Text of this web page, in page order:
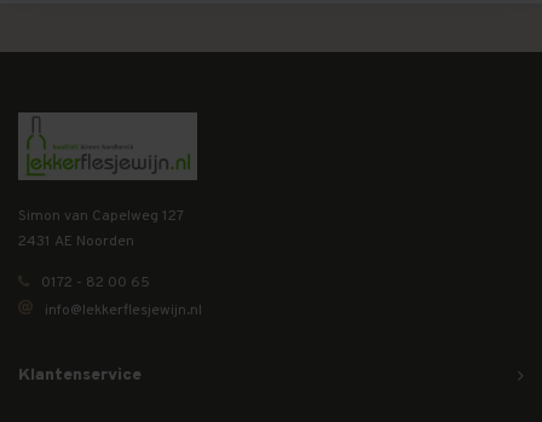
Simon van Capelweg 127
2431 AE Noorden
0172 - 82 00 65
info@lekkerflesjewijn.nl
Klantenservice